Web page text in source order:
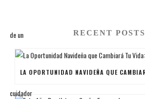
RECENT POSTS